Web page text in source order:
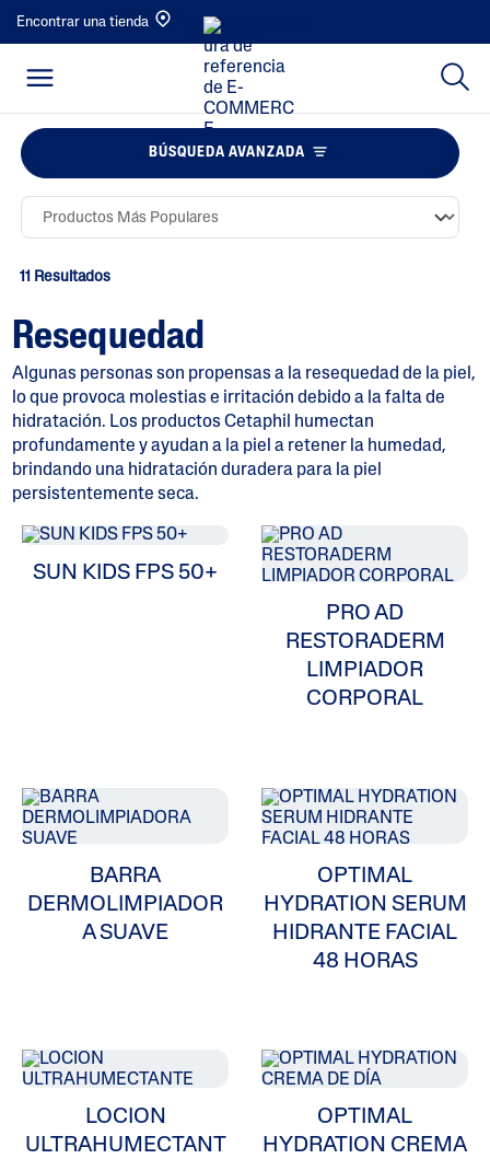
Encontrar una tienda
BÚSQUEDA AVANZADA
ALL FILTERS
Categorias De Producto
11 Resultados
Resequedad
Algunas personas son propensas a la resequedad de la piel,
lo que provoca molestias e irritación debido a la falta de
hidratación. Los productos Cetaphil humectan
profundamente y ayudan a la piel a retener la humedad,
brindando una hidratación duradera para la piel
persistentemente seca.
SUN KIDS FPS 50+
PRO AD
RESTORADERM
LIMPIADOR
CORPORAL
BARRA
DERMOLIMPIADOR
A SUAVE
OPTIMAL
HYDRATION SERUM
HIDRANTE FACIAL
48 HORAS
LOCION
ULTRAHUMECTANT
OPTIMAL
HYDRATION CREMA